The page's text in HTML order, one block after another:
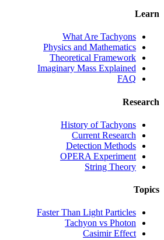
Learn
What Are Tachyons
Physics and Mathematics
Theoretical Framework
Imaginary Mass Explained
FAQ
Research
History of Tachyons
Current Research
Detection Methods
OPERA Experiment
String Theory
Topics
Faster Than Light Particles
Tachyon vs Photon
Casimir Effect